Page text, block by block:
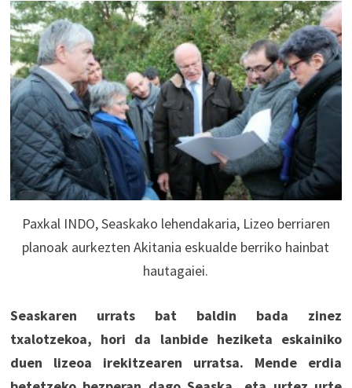
Paxkal INDO, Seaskako lehendakaria, Lizeo berriaren
planoak aurkezten Akitania eskualde berriko hainbat
hautagaiei.
Seaskaren urrats bat baldin bada zinez
txalotzekoa, hori da lanbide heziketa eskainiko
duen lizeoa irekitzearen urratsa. Mende erdia